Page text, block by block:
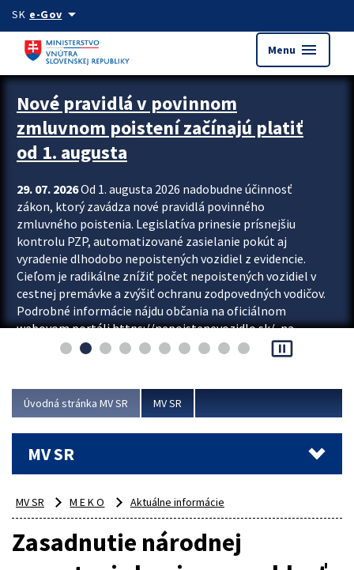
Preskocit na hlavný obsah
SK e-Govarrow_drop_down
Menu menu
Zastavit automatický posun upútavok
Nové pravidlá v povinnom
zmluvnom poistení začínajú platiť
od 1. augusta
29. 07. 2026Od 1. augusta 2026 nadobudne účinnosť
zákon, ktorý zavádza nové pravidlá povinného
zmluvného poistenia. Legislatíva prinesie prísnejšiu
kontrolu PZP, automatizované zasielanie pokút aj
vyradenie dlhodobo nepoistených vozidiel z evidencie.
Cieľom je radikálne znížiť počet nepoistených vozidiel v
cestnej premávke a zvýšiť ochranu zodpovedných vodičov.
Podrobné informácie nájdu občania na oficiálnom
webovom portáli https://nepoistenevozidlo.sk/, na
ktorom od augusta pribudne aj možnosť overiť si...
pause_presentation
Úvodná stránka MV SR MV SR
MV SR
MV SR M E K O Aktuálne informácie
Zasadnutie národnej